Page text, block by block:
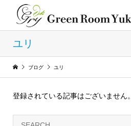
ユリ
ブログ ユリ
登録されている記事はございません。